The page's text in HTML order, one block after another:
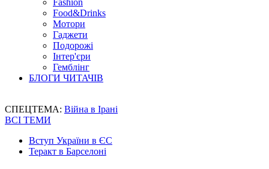
Fashion
Food&Drinks
Мотори
Гаджети
Подорожі
Інтер'єри
Гемблінг
БЛОГИ ЧИТАЧІВ
СПЕЦТЕМА: Війна в Ірані
ВСІ ТЕМИ
Вступ України в ЄС
Теракт в Барселоні